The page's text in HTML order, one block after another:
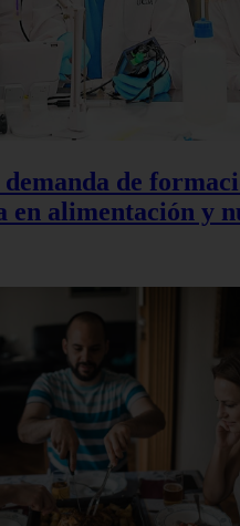
de
en alimentación y